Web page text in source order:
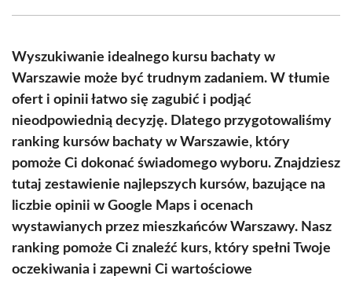
(Twitter)
Wyszukiwanie idealnego kursu bachaty w
Warszawie może być trudnym zadaniem. W tłumie
ofert i opinii łatwo się zagubić i podjąć
nieodpowiednią decyzję. Dlatego przygotowaliśmy
ranking kursów bachaty w Warszawie, który
pomoże Ci dokonać świadomego wyboru. Znajdziesz
tutaj zestawienie najlepszych kursów, bazujące na
liczbie opinii w Google Maps i ocenach
wystawianych przez mieszkańców Warszawy. Nasz
ranking pomoże Ci znaleźć kurs, który spełni Twoje
oczekiwania i zapewni Ci wartościowe